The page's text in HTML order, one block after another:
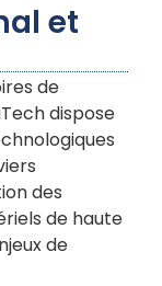
et
de
dispose
des
de haute
de